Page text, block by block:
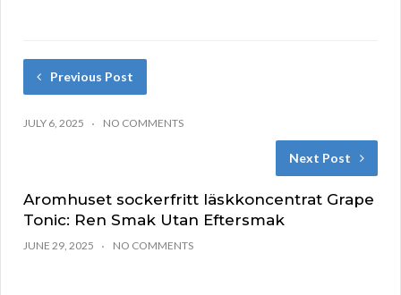
Previous Post
JULY 6, 2025 NO COMMENTS
Next Post
Aromhuset sockerfritt läskkoncentrat Grape
Tonic: Ren Smak Utan Eftersmak
JUNE 29, 2025 NO COMMENTS